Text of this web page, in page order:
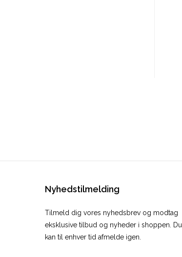
Nyhedstilmelding
Tilmeld dig vores nyhedsbrev og modtag
eksklusive tilbud og nyheder i shoppen. Du
kan til enhver tid afmelde igen.